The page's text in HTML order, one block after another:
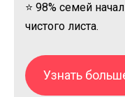
⭐ 98% семей
чистого листа.
Узнать